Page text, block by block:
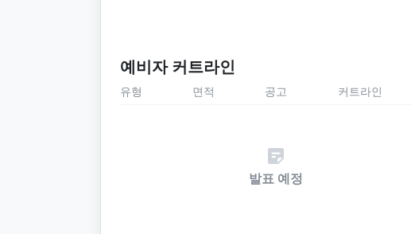
예비자 커트라인
유형 면적 공고 커트라인
발표 예정